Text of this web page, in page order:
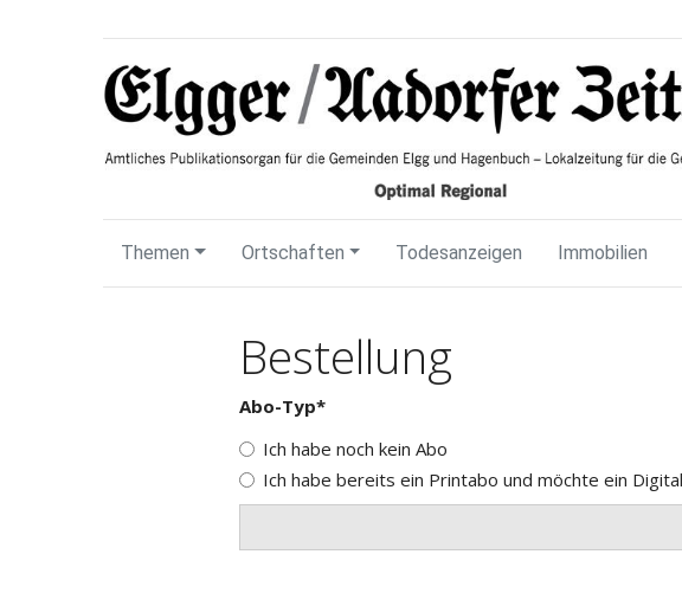
Themen Ortschaften Todesanzeigen Immobilien